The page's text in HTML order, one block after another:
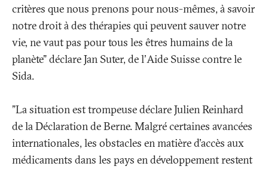
critères que nous prenons pour nous-mêmes, à savoir
notre droit à des thérapies qui peuvent sauver notre
vie, ne vaut pas pour tous les êtres humains de la
planète" déclare Jan Suter, de l'Aide Suisse contre le
Sida.
"La situation est trompeuse déclare Julien Reinhard
de la Déclaration de Berne. Malgré certaines avancées
internationales, les obstacles en matière d'accès aux
médicaments dans les pays en développement restent